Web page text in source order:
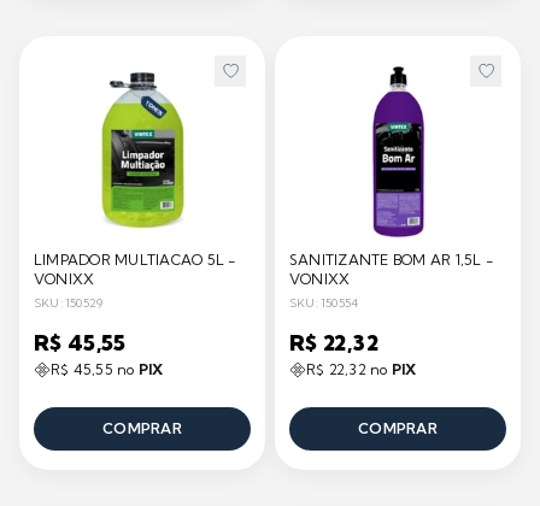
LIMPADOR MULTIACAO 5L -
VONIXX
SKU: 150529
R$ 45,55
R$ 45,55 no PIX
COMPRAR
SANITIZANTE BOM AR 1,5L -
VONIXX
SKU: 150554
R$ 22,32
R$ 22,32 no PIX
COMPRAR